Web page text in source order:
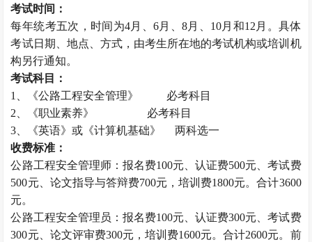
考试时间：
每年统考五次，时间为4月、6月、8月、10月和12月。具体
考试日期、地点、方式，由考生所在地的考试机构或培训机
构另行通知。
考试科目：
1、《公路工程安全管理》 必考科目
2、《职业素养》 必考科目
3、《英语》或《计算机基础》 两科选一
收费标准：
公路工程安全管理师：报名费100元、认证费500元、考试费
500元、论文指导与答辩费700元，培训费1800元。合计3600
元。
公路工程安全管理员：报名费100元、认证费300元、考试费
300元、论文评审费300元，培训费1600元。合计2600元。前